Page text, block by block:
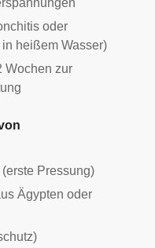
oder
heißem Wasser)
Wochen zur
Pressung)
Ägypten oder